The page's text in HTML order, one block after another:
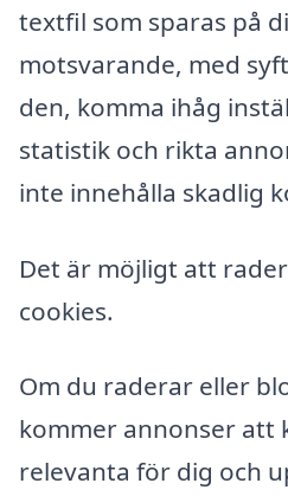
textfil som sparas på
motsvarande, med
den, komma ihåg
statistik och rikta
inte innehålla skadlig
Det är möjligt att
cookies.
Om du raderar eller
kommer annonser att
relevanta för dig och